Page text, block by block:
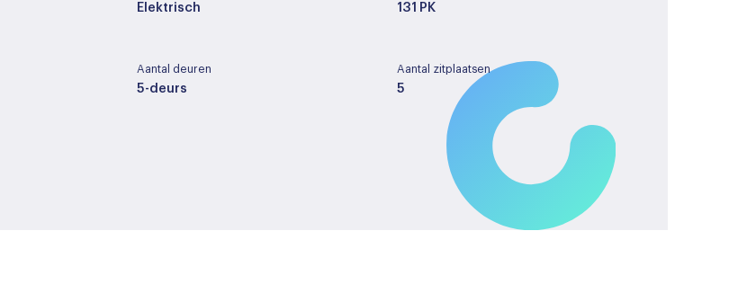
Elektrisch 131 PK
Aantal deuren
5-deurs
Aantal zitplaatsen
5
Tankinhoud